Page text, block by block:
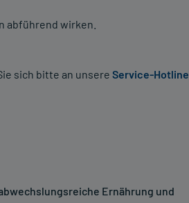
abführend wirken.
sich bitte an unsere Service-Hotline
Ernährung und